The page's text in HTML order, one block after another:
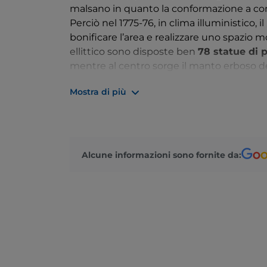
malsano in quanto la conformazione a
Perciò nel 1775-76, in clima illuministico,
bonificare l’area e realizzare uno spazio
ellittico sono disposte ben 78 statue di
mentre al centro sorge il manto erboso
è infatti uno dei centri di ritrovo della
cinquecentesche, dopo varie
Veronese raffigurante il “Martirio di S.
Mostra di più
Alcune informazioni sono fornite da: